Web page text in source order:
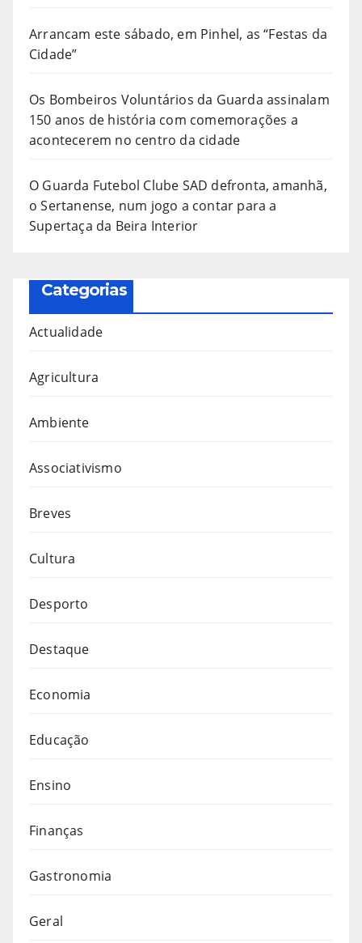
Arrancam este sábado, em Pinhel, as “Festas da
Cidade”
Os Bombeiros Voluntários da Guarda assinalam
150 anos de história com comemorações a
acontecerem no centro da cidade
O Guarda Futebol Clube SAD defronta, amanhã,
o Sertanense, num jogo a contar para a
Supertaça da Beira Interior
Categorias
Actualidade
Agricultura
Ambiente
Associativismo
Breves
Cultura
Desporto
Destaque
Economia
Educação
Ensino
Finanças
Gastronomia
Geral